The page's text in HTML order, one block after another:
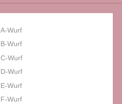
A-Wurf
B-Wurf
C-Wurf
D-Wurf
E-Wurf
F-Wurf